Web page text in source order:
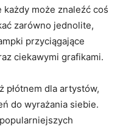
może ⁢znaleźć coś
zarówno jednolite,
‍przyciągające⁣
ciekawymi grafikami.
płótnem dla artystów,
do wyrażania siebie.